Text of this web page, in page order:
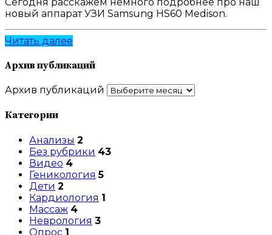
новый аппарат УЗИ Samsung HS60 Medison.
Читать далее
Архив публикаций
Архив публикаций
Категории
Анализы 2
Без рубрики 43
Видео 4
Геникология 5
Дети 2
Кардиология 1
Массаж 4
Неврология 3
Опрос 1